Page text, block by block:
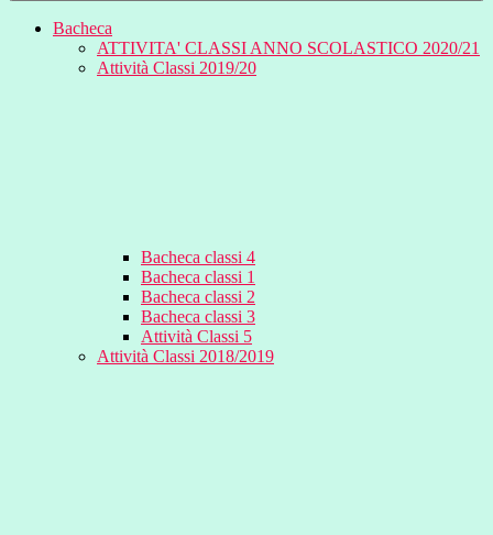
Bacheca
ATTIVITA' CLASSI ANNO SCOLASTICO 2020/21
Attività Classi 2019/20
Bacheca classi 4
Bacheca classi 1
Bacheca classi 2
Bacheca classi 3
Attività Classi 5
Attività Classi 2018/2019